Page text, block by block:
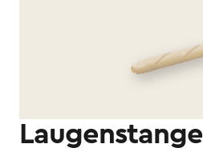
Laugenstange